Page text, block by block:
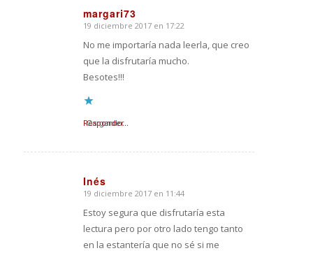
margari73
Dice:
19 diciembre 2017 en 17:22
No me importaría nada leerla, que creo
que la disfrutaría mucho.
Besotes!!!
Cargando...
Responder
Inés
Dice:
19 diciembre 2017 en 11:44
Estoy segura que disfrutaría esta
lectura pero por otro lado tengo tanto
en la estantería que no sé si me